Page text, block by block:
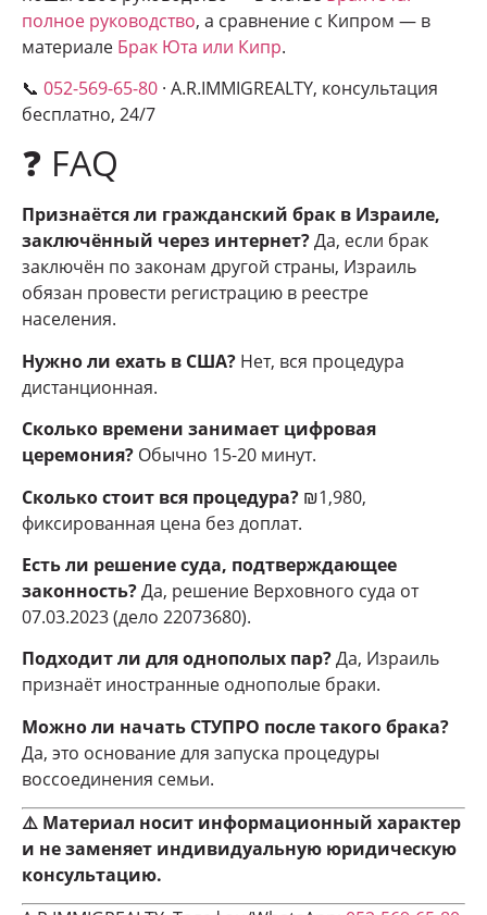
полное руководство, а сравнение с Кипром — в
материале Брак Юта или Кипр.
📞 052-569-65-80 · A.R.IMMIGREALTY, консультация
бесплатно, 24/7
❓ FAQ
Признаётся ли гражданский брак в Израиле,
заключённый через интернет?Да, если брак
заключён по законам другой страны, Израиль
обязан провести регистрацию в реестре
населения.
Нужно ли ехать в США? Нет, вся процедура
дистанционная.
Сколько времени занимает цифровая
церемония? Обычно 15-20 минут.
Сколько стоит вся процедура? ₪1,980,
фиксированная цена без доплат.
Есть ли решение суда, подтверждающее
законность?Да, решение Верховного суда от
07.03.2023 (дело 22073680).
Подходит ли для однополых пар?Да, Израиль
признаёт иностранные однополые браки.
Можно ли начать СТУПРО после такого брака?
Да, это основание для запуска процедуры
воссоединения семьи.
⚠️ Материал носит информационный характер
и не заменяет индивидуальную юридическую
консультацию.